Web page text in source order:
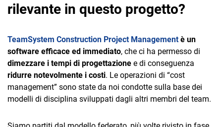
rilevante in questo progetto?
TeamSystem Construction Project Management è un
software efficace ed immediato, che ci ha permesso di
dimezzare i tempi di progettazione e di conseguenza
ridurre notevolmente i costi. Le operazioni di “cost
management” sono state da noi condotte sulla base dei
modelli di disciplina sviluppati dagli altri membri del team.